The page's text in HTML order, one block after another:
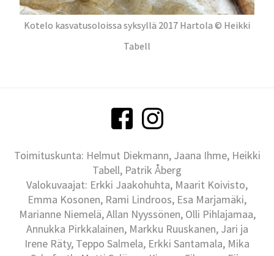
Kotelo kasvatusoloissa syksyllä 2017 Hartola © Heikki
Tabell
Toimituskunta: Helmut Diekmann, Jaana Ihme, Heikki
Tabell, Patrik Åberg
Valokuvaajat: Erkki Jaakohuhta, Maarit Koivisto,
Emma Kosonen, Rami Lindroos, Esa Marjamäki,
Marianne Niemelä, Allan Nyyssönen, Olli Pihlajamaa,
Annukka Pirkkalainen, Markku Ruuskanen, Jari ja
Irene Räty, Teppo Salmela, Erkki Santamala, Mika